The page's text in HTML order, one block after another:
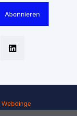
Abonnieren
Webdinge